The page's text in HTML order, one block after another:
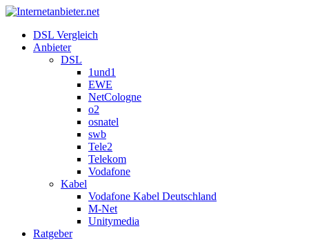
DSL Vergleich
Anbieter
DSL
1und1
EWE
NetCologne
o2
osnatel
swb
Tele2
Telekom
Vodafone
Kabel
Vodafone Kabel Deutschland
M-Net
Unitymedia
Ratgeber